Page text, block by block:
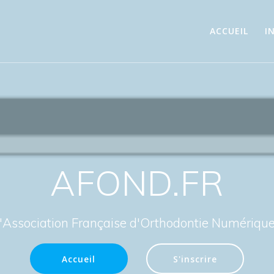
ACCUEIL
AFOND.FR
Française d'Orthodontie
Accueil S'inscrire